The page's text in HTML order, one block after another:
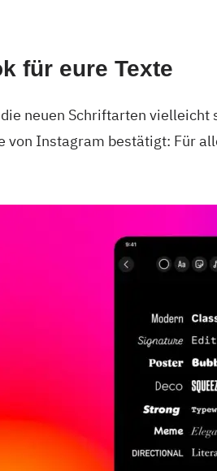
für eure Texte
neuen Schriftarten vielleicht
von Instagram bestätigt: Für